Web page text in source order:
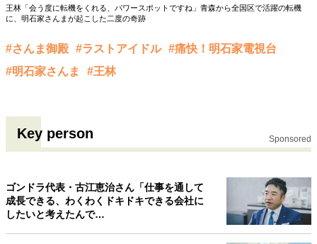
王林「会う度に転機をくれる、パワースポットですね」青森から全国区で活躍の転機
に、明石家さんまが起こした二度の奇跡
#さんま御殿 #ラストアイドル #痛快！明石家電視台
#明石家さんま
#王林
Key person Sponsored
ゴンドラ代表・古江恵治さん「仕事を通して
成長できる、わくわくドキドキできる会社に
したいと考えたんで…